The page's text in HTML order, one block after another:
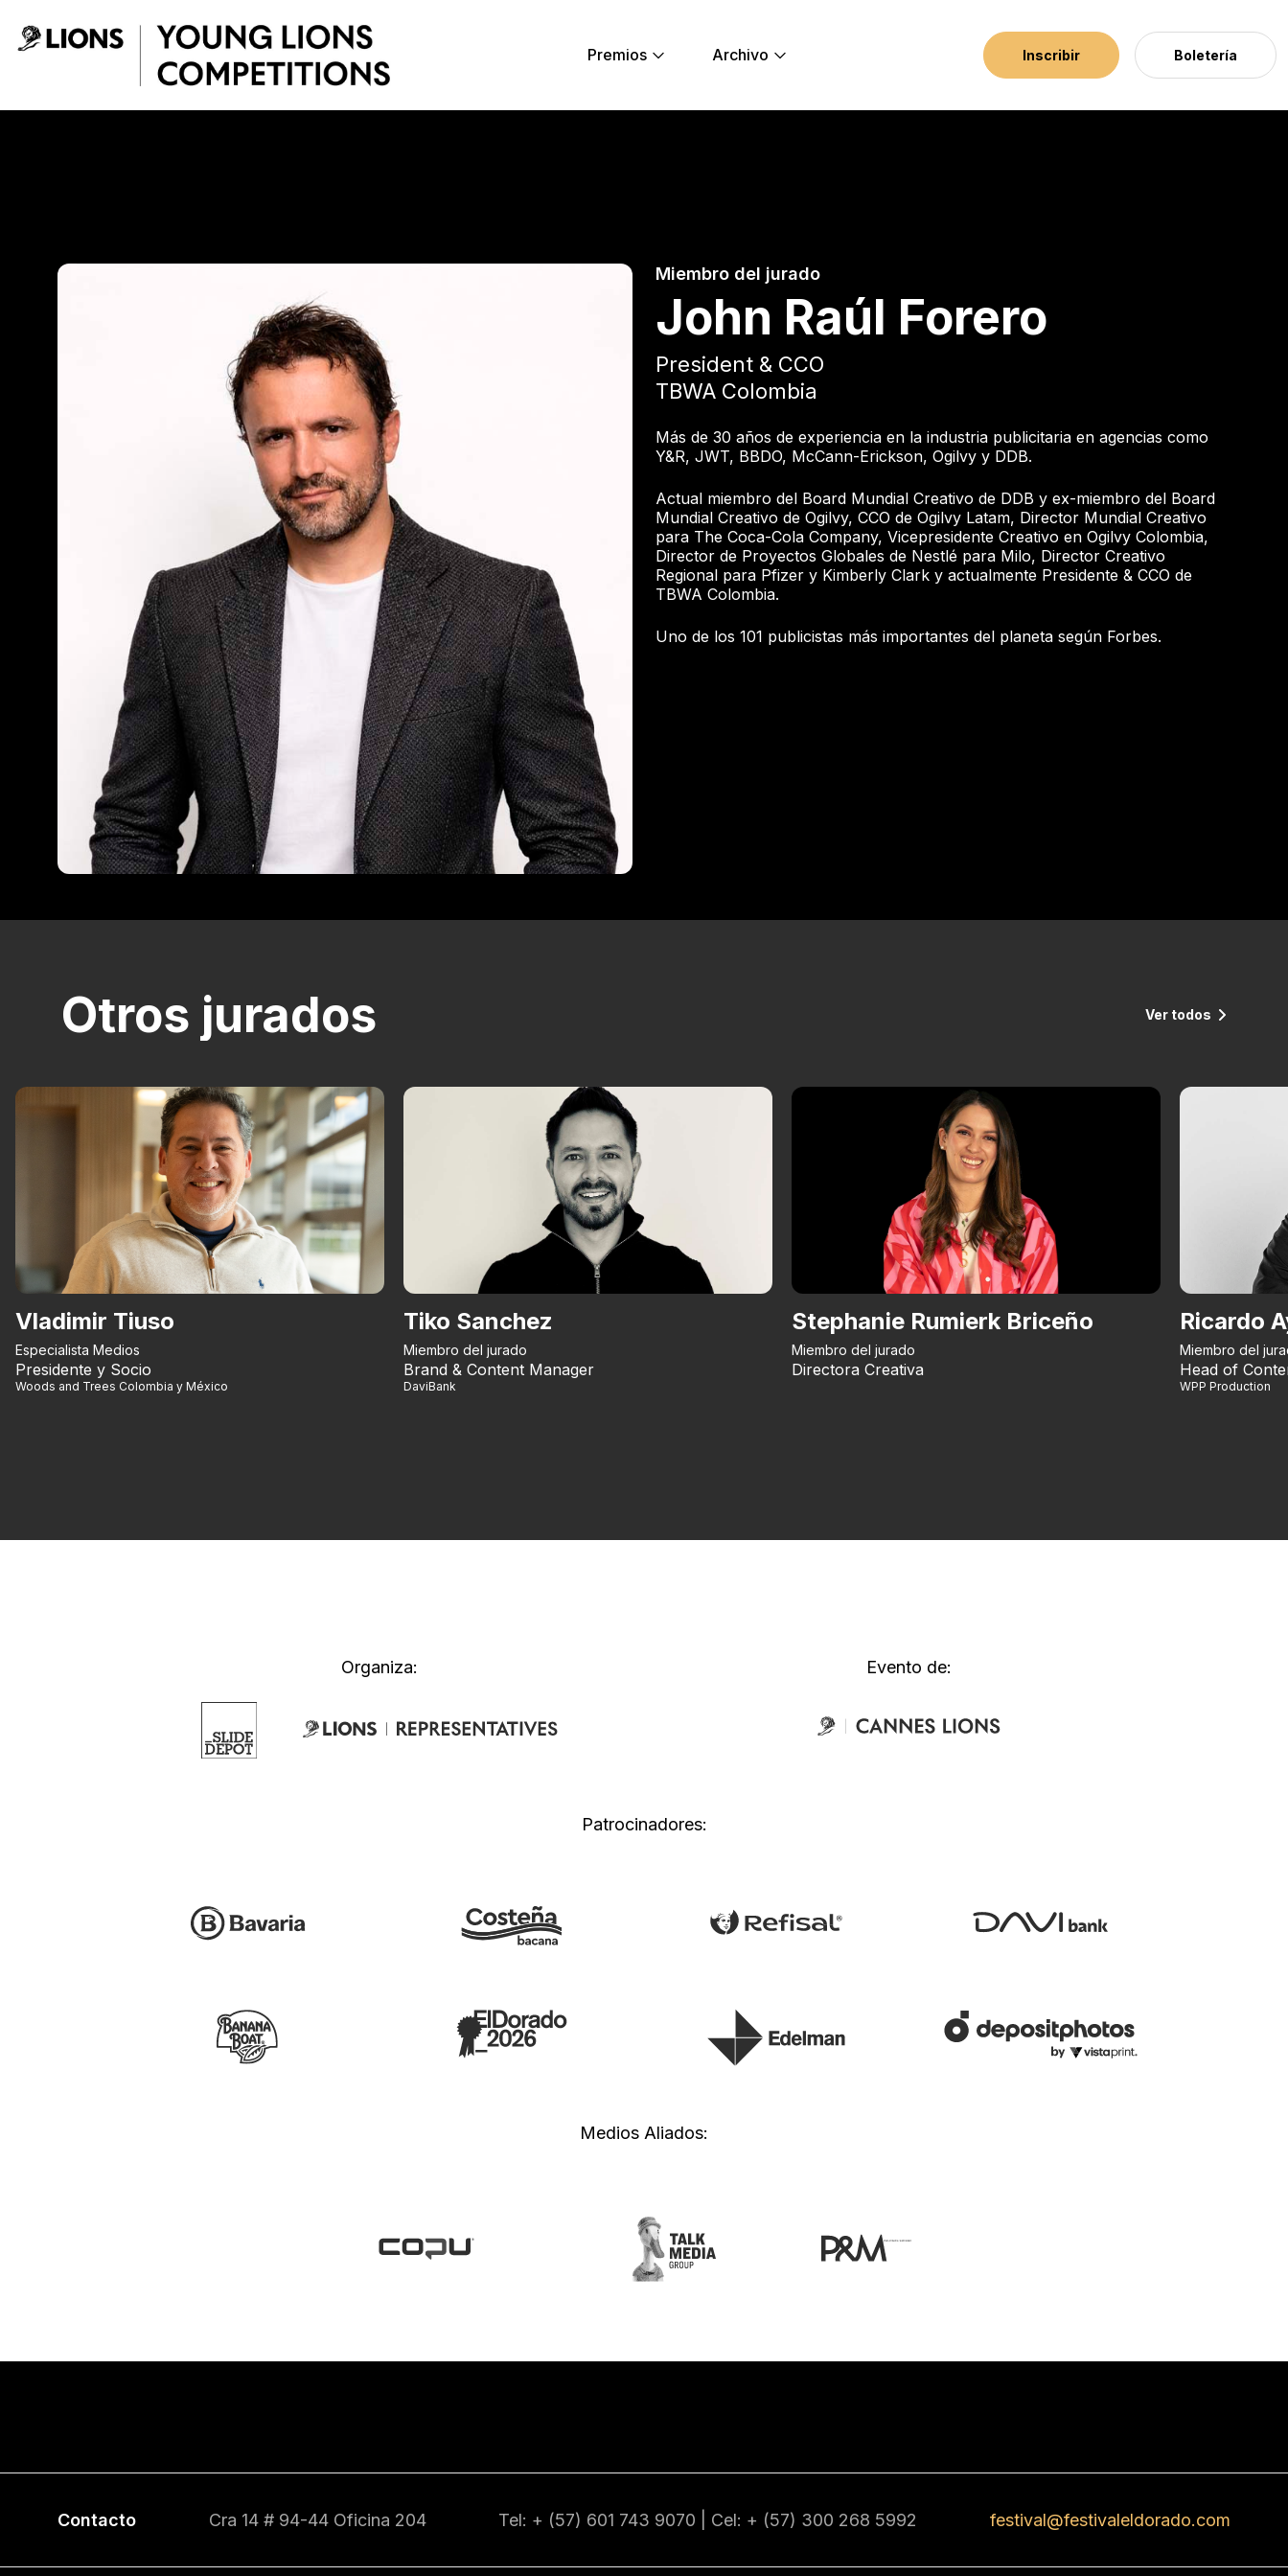
Premios
Archivo Inscribir Boletería
Miembro del jurado
John Raúl Forero
President & CCO
TBWA Colombia
Más de 30 años de experiencia en la industria publicitaria en agencias como
Y&R, JWT, BBDO, McCann-Erickson, Ogilvy y DDB.
Actual miembro del Board Mundial Creativo de DDB y ex-miembro del Board
Mundial Creativo de Ogilvy, CCO de Ogilvy Latam, Director Mundial Creativo
para The Coca-Cola Company, Vicepresidente Creativo en Ogilvy Colombia,
Director de Proyectos Globales de Nestlé para Milo, Director Creativo
Regional para Pfizer y Kimberly Clark y actualmente Presidente & CCO de
TBWA Colombia.
Uno de los 101 publicistas más importantes del planeta según Forbes.
Otros jurados Ver todos
Vladimir Tiuso
Especialista Medios
Presidente y Socio
Woods and Trees Colombia y México
Tiko Sanchez
Miembro del jurado
Brand & Content Manager
DaviBank
Stephanie Rumierk Briceño
Miembro del jurado
Directora Creativa
Ricardo
Miembro del
Head of
WPP Production
Organiza: Evento de:
Patrocinadores:
Medios Aliados:
Contacto Cra 14 # 94-44 Oficina 204 Tel: + (57) 601 743 9070 | Cel: + (57) 300 268 5992 festival@festivaleldorado.com